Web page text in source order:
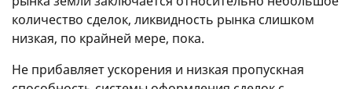
количество сделок, ликвидность рынка слишком
низкая, по крайней мере, пока.
Не прибавляет ускорения и низкая пропускная